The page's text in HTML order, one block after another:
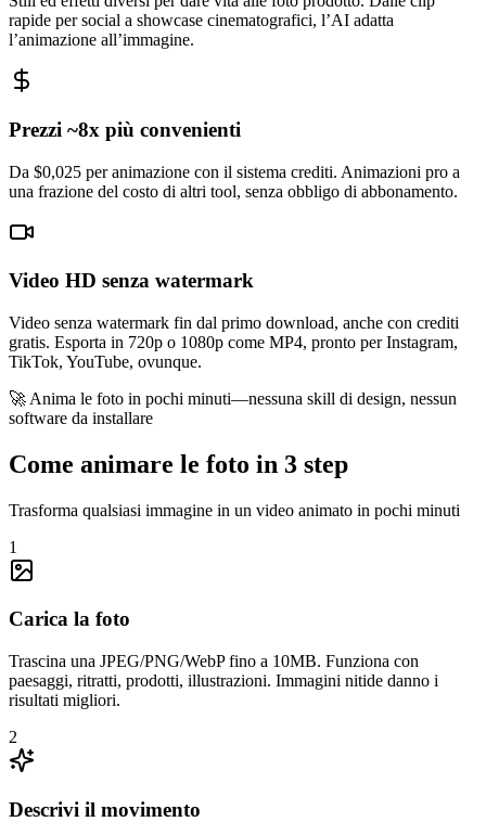
rapide per social a showcase cinematografici, l’AI adatta
l’animazione all’immagine.
Prezzi ~8x più convenienti
Da $0,025 per animazione con il sistema crediti. Animazioni pro a
una frazione del costo di altri tool, senza obbligo di abbonamento.
Video HD senza watermark
Video senza watermark fin dal primo download, anche con crediti
gratis. Esporta in 720p o 1080p come MP4, pronto per Instagram,
TikTok, YouTube, ovunque.
🚀 Anima le foto in pochi minuti—nessuna skill di design, nessun
software da installare
Come animare le foto in 3 step
Trasforma qualsiasi immagine in un video animato in pochi minuti
1
Carica la foto
Trascina una JPEG/PNG/WebP fino a 10MB. Funziona con
paesaggi, ritratti, prodotti, illustrazioni. Immagini nitide danno i
risultati migliori.
2
Descrivi il movimento